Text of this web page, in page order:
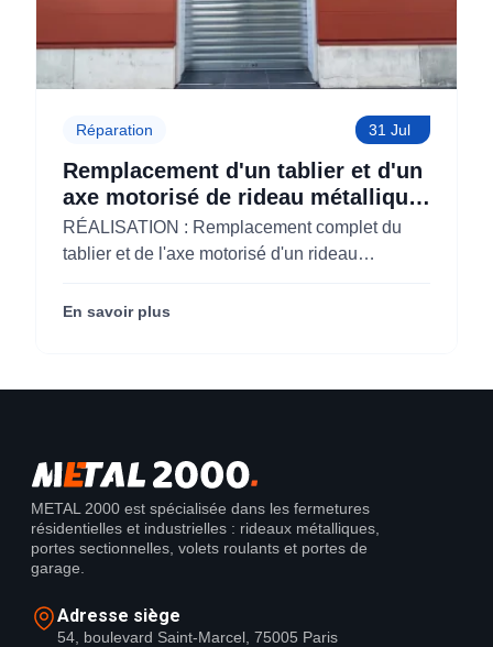
Réparation 31 Jul
Remplacement d'un tablier et d'un
axe motorisé de rideau métallique
pour M'CHADAL (Optical Center)
(95)
RÉALISATION : Remplacement complet du
tablier et de l'axe motorisé d'un rideau
Center) (95290).
En savoir plus
METAL 2000 est spécialisée dans les fermetures
résidentielles et industrielles : rideaux métalliques,
portes sectionnelles, volets roulants et portes de
garage.
Adresse siège
54, boulevard Saint-Marcel, 75005 Paris